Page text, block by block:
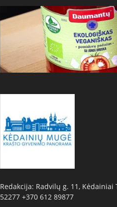
Redakcija: Radvilų g. 11, Kėdainiai
52277 +370 612 89877